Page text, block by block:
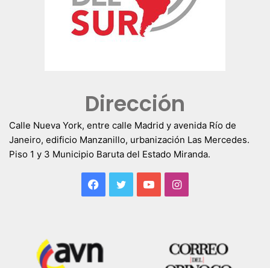
Dirección
Calle Nueva York, entre calle Madrid y avenida Río de
Janeiro, edificio Manzanillo, urbanización Las Mercedes.
Piso 1 y 3 Municipio Baruta del Estado Miranda.
Facebook
TwitterYouTubeInstagram